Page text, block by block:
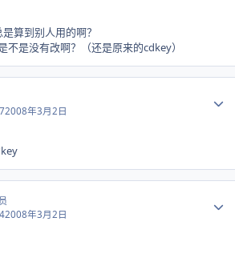
算到别人用的啊？
是没有改啊？（还是原来的cdkey）
2008年3月2日
2008年3月2日